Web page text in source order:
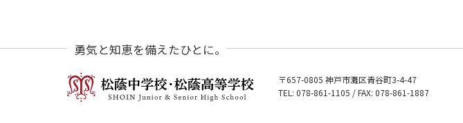
勇気と知恵を備えたひとに。
〒657-0805 神戸市灘区青谷町3-4-47
TEL: 078-861-1105 / FAX: 078-861-1887